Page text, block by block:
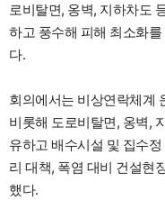
로비탈면, 옹벽, 지하차도
하고 풍수해 피해 최소화
다.
회의에서는 비상연락체계
비롯해 도로비탈면, 옹벽,
유하고 배수시설 및 집수
리 대책, 폭염 대비 건설현
했다.